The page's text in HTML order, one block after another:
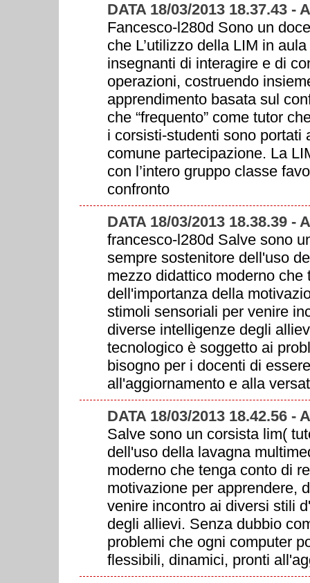
DATA 18/03/2013 18.37.43
Fancesco-l280d Sono un
che L’utilizzo della LIM in
insegnanti di interagire e di
operazioni, costruendo
apprendimento basata sul
che “frequento” come tutor
i corsisti-studenti sono portati
comune partecipazione. La
con l’intero gruppo classe
confronto
DATA 18/03/2013 18.38.39
francesco-l280d Salve sono
sempre sostenitore dell'uso
mezzo didattico moderno
dell'importanza della
stimoli sensoriali per venire
diverse intelligenze degli
tecnologico è soggetto ai
bisogno per i docenti di
all'aggiornamento e alla
DATA 18/03/2013 18.42.56 -
Salve sono un corsista lim(
dell'uso della lavagna
moderno che tenga conto di
motivazione per apprendere,
venire incontro ai diversi stili
degli allievi. Senza dubbio
problemi che ogni computer
flessibili, dinamici, pronti